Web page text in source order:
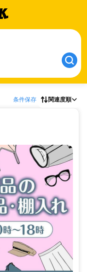
条件保存 関連度順